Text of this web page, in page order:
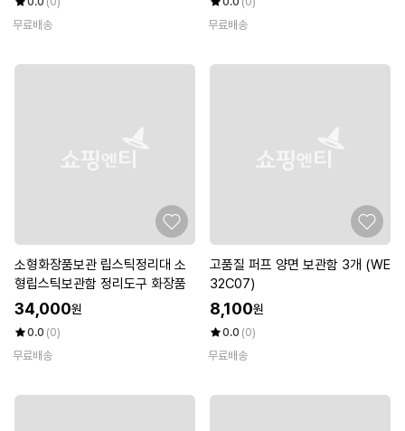
무료배송
무료배송
소형화장품보관 립스틱정리대 소
형립스틱보관함 정리도구 화장품
34,000원
0.0 (0)
무료배송
고품질 퍼프 양면 보관함 3개 (WE
32C07)
8,100원
0.0 (0)
무료배송